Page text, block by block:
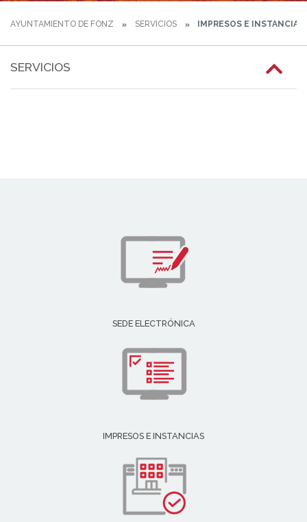
AYUNTAMIENTO DE FONZ SERVICIOS IMPRESOS E INSTANCIAS
SERVICIOS
SEDE ELECTRÓNICA
IMPRESOS E INSTANCIAS